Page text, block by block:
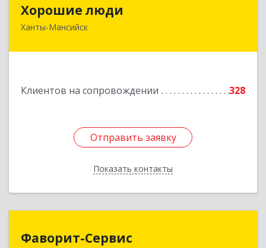
Хорошие люди
Ханты-Мансийск
Клиентов на сопровождении 328
Отправить заявку
Показать контакты
628007, Ханты-Мансийский Автономный округ
Подробнее
Отправить заявку
Назад
Фаворит-Сервис